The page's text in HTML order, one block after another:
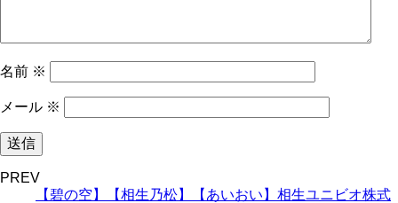
名前 ※
メール ※
PREV
【碧の空】【相生乃松】【あいおい】相生ユニビオ株式